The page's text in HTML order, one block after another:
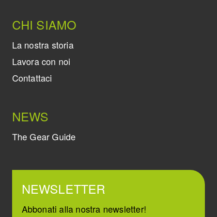
CHI SIAMO
La nostra storia
Lavora con noi
Contattaci
NEWS
The Gear Guide
NEWSLETTER
Abbonati alla nostra newsletter!